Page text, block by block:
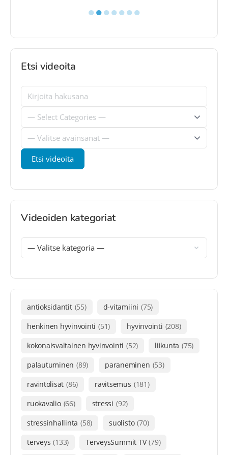
●●●●●●●
Etsi videoita
Videoiden kategoriat
antioksidantit (55) d-vitamiini (75)
henkinen hyvinvointi (51) hyvinvointi (208)
kokonaisvaltainen hyvinvointi (52) liikunta (75)
palautuminen (89) paraneminen (53)
ravintolisät (86) ravitsemus (181)
ruokavalio (66) stressi (92)
stressinhallinta (58) suolisto (70)
terveys (133) TerveysSummit TV (79)